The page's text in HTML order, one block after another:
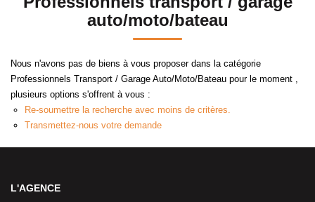
NOTRE AGENCE
CONTACT
Surface min
Créer une alerte
auto/moto/bateau
Nous n'avons pas de biens à vous proposer dans la catégorie
Professionnels Transport / Garage Auto/Moto/Bateau pour le moment ,
plusieurs options s'offrent à vous :
Re-soumettre la recherche avec moins de critères.
Transmettez-nous votre demande
L'AGENCE